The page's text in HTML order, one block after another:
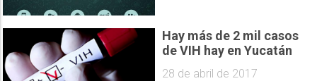
Hay más de 2 mil casos
de VIH hay en Yucatán
28 de abril de 2017